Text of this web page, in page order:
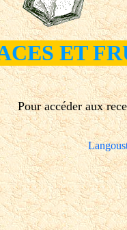
ET
Pour accéder aux